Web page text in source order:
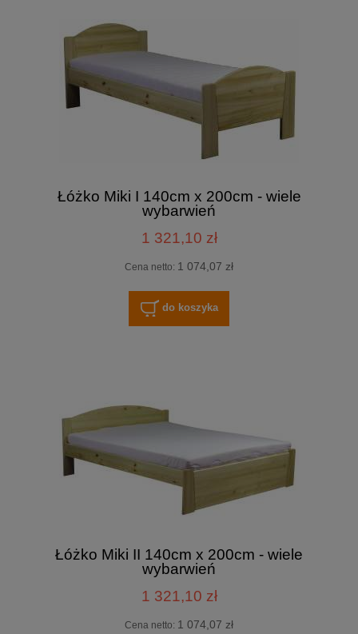
Łóżko Miki I 140cm x 200cm - wiele
wybarwień
1 321,10 zł
Cena netto: 1 074,07 zł
do koszyka
Łóżko Miki II 140cm x 200cm - wiele
wybarwień
1 321,10 zł
Cena netto: 1 074,07 zł